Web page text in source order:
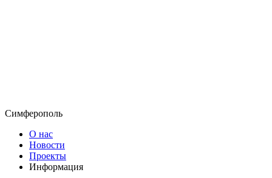
Симферополь
О нас
Новости
Проекты
Информация